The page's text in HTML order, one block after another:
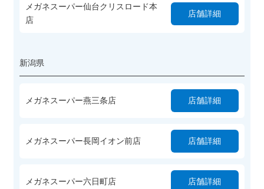
メガネスーパー仙台クリスロード本
店
店舗詳細
新潟県
メガネスーパー燕三条店 店舗詳細
メガネスーパー長岡イオン前店 店舗詳細
メガネスーパー六日町店 店舗詳細